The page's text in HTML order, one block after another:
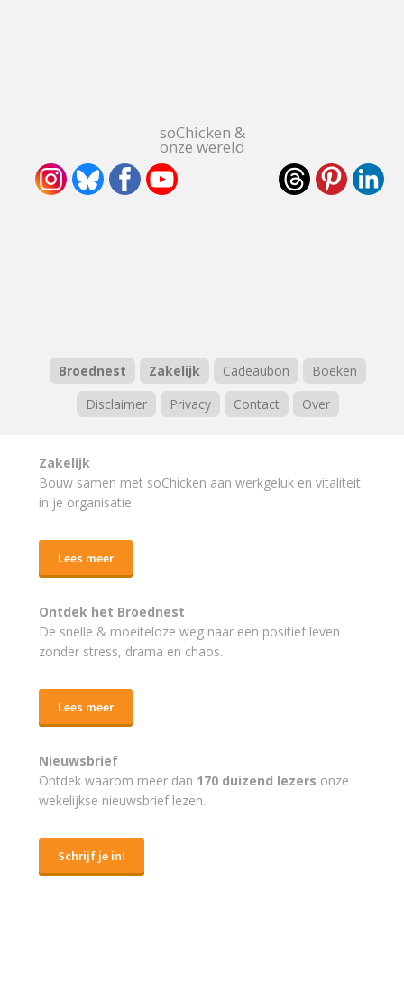
soChicken &
onze wereld
Broednest Zakelijk Cadeaubon
Boeken
Disclaimer
Privacy Contact Over
Zakelijk
Bouw samen met soChicken aan werkgeluk en vitaliteit
in je organisatie.
Lees meer
Ontdek het Broednest
De snelle & moeiteloze weg naar een positief leven
zonder stress, drama en chaos.
Lees meer
Nieuwsbrief
Ontdek waarom meer dan 170 duizend lezers onze
wekelijkse nieuwsbrief lezen.
Schrijf je in!